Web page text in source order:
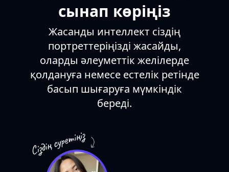
жарық пен түнді қатты
сынап көріңіз
Жасанды интеллект сіздің
портреттеріңізді жасайды,
оларды әлеуметтік желілерде
қолдануға немесе естелік ретінде
басып шығаруға мүмкіндік
береді.